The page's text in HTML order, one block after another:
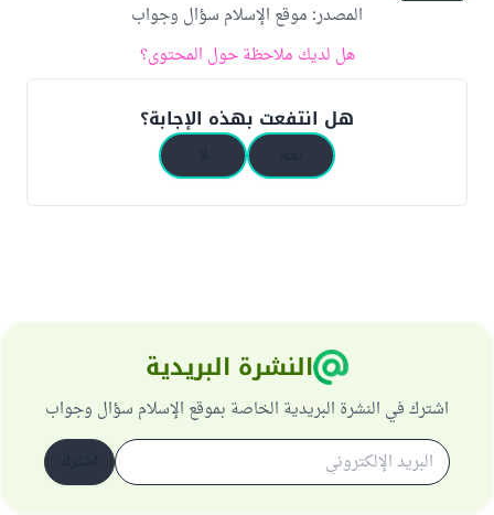
المصدر: موقع الإسلام سؤال وجواب
هل لديك ملاحظة حول المحتوى؟
هل انتفعت بهذه الإجابة؟
النشرة البريدية
اشترك في النشرة البريدية الخاصة بموقع الإسلام سؤال وجواب